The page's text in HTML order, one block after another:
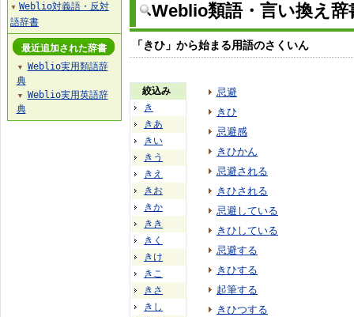
Weblio類語・言い換え
「きひ」から始まる用語のさくいん
絞込み
き
きあ
きい
きう
きえ
きお
きか
きき
きく
きけ
きこ
きさ
きし
忌避
きひ
忌避感
きひかん
忌避される
きひされる
忌避している
きひしている
忌避する
きひする
起筆する
きひつする
▼ Weblio対義語・反対
語辞書
最近追加された辞書
▼
Weblio実用類語辞
典
▼
Weblio実用英語辞
典